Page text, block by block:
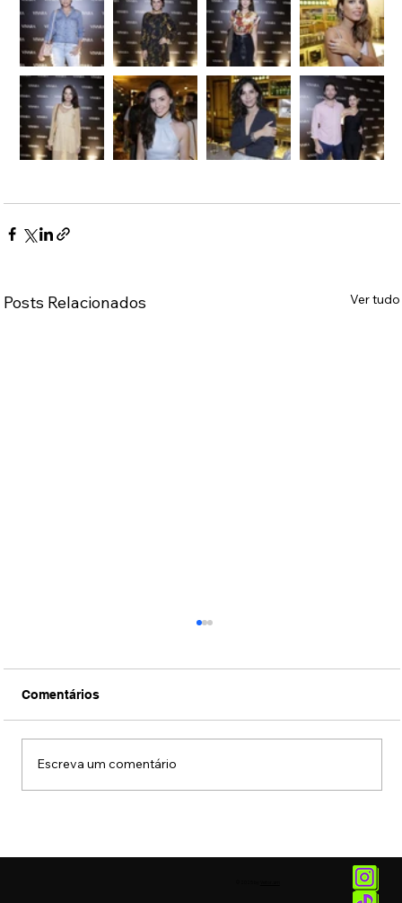
Posts Relacionados Ver tudo
Comentários
Escreva um comentário